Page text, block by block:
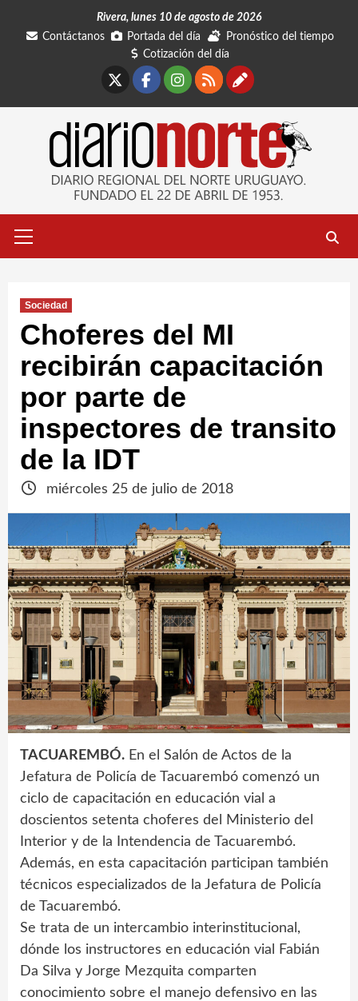
Rivera, lunes 10 de agosto de 2026
Contáctanos
Portada del día
Pronóstico del tiempo
Cotización del día
Facebook
Instagram
RSSContáctanos
primario
Sociedad
Choferes del MI
recibirán capacitación
por parte de
inspectores de transito
de la IDT
miércoles 25 de julio de 2018
TACUAREMBÓ. En el Salón de Actos de la
Jefatura de Policía de Tacuarembó comenzó un
ciclo de capacitación en educación vial a
doscientos setenta choferes del Ministerio del
Interior y de la Intendencia de Tacuarembó.
Además, en esta capacitación participan también
técnicos especializados de la Jefatura de Policía
de Tacuarembó.
Se trata de un intercambio interinstitucional,
dónde los instructores en educación vial Fabián
Da Silva y Jorge Mezquita comparten
conocimiento sobre el manejo defensivo en las